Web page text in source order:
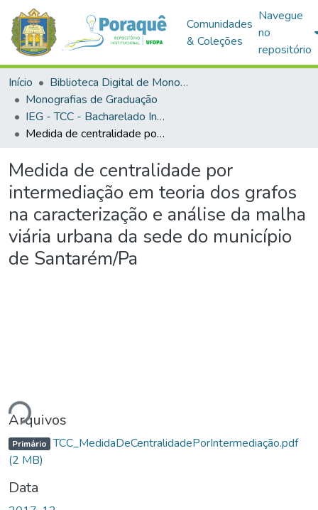
Comunidades
& Coleções
Navegue
no
repositório
Início
Biblioteca Digital de Monografias (BDM)
Monografias de Graduação
IEG - TCC - Bacharelado Interdisciplinar em Ciência e Tecnologia
Medida de centralidade por intermediação em teoria dos grafos na caracterização e análise da malha viária urbana da sede do município de Santarém/Pa
Medida de centralidade por
intermediação em teoria dos grafos
na caracterização e análise da malha
viária urbana da sede do município
de Santarém/Pa
Arquivos
Primário TCC_MedidaDeCentralidadePorIntermediação.pdf
(2 MB)
Data